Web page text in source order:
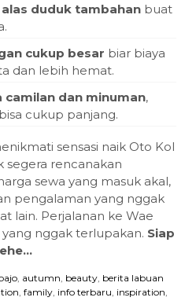
duduk tambahan buat
cukup besar biar biaya
dan lebih hemat.
camilan dan minuman,
cukup panjang.
sensasi naik Oto Kol
segera rencanakan
sewa yang masuk akal,
pengalaman yang nggak
lain. Perjalanan ke Wae
nggak terlupakan. Siap
autumn beauty berita labuan
family info terbaru inspiration